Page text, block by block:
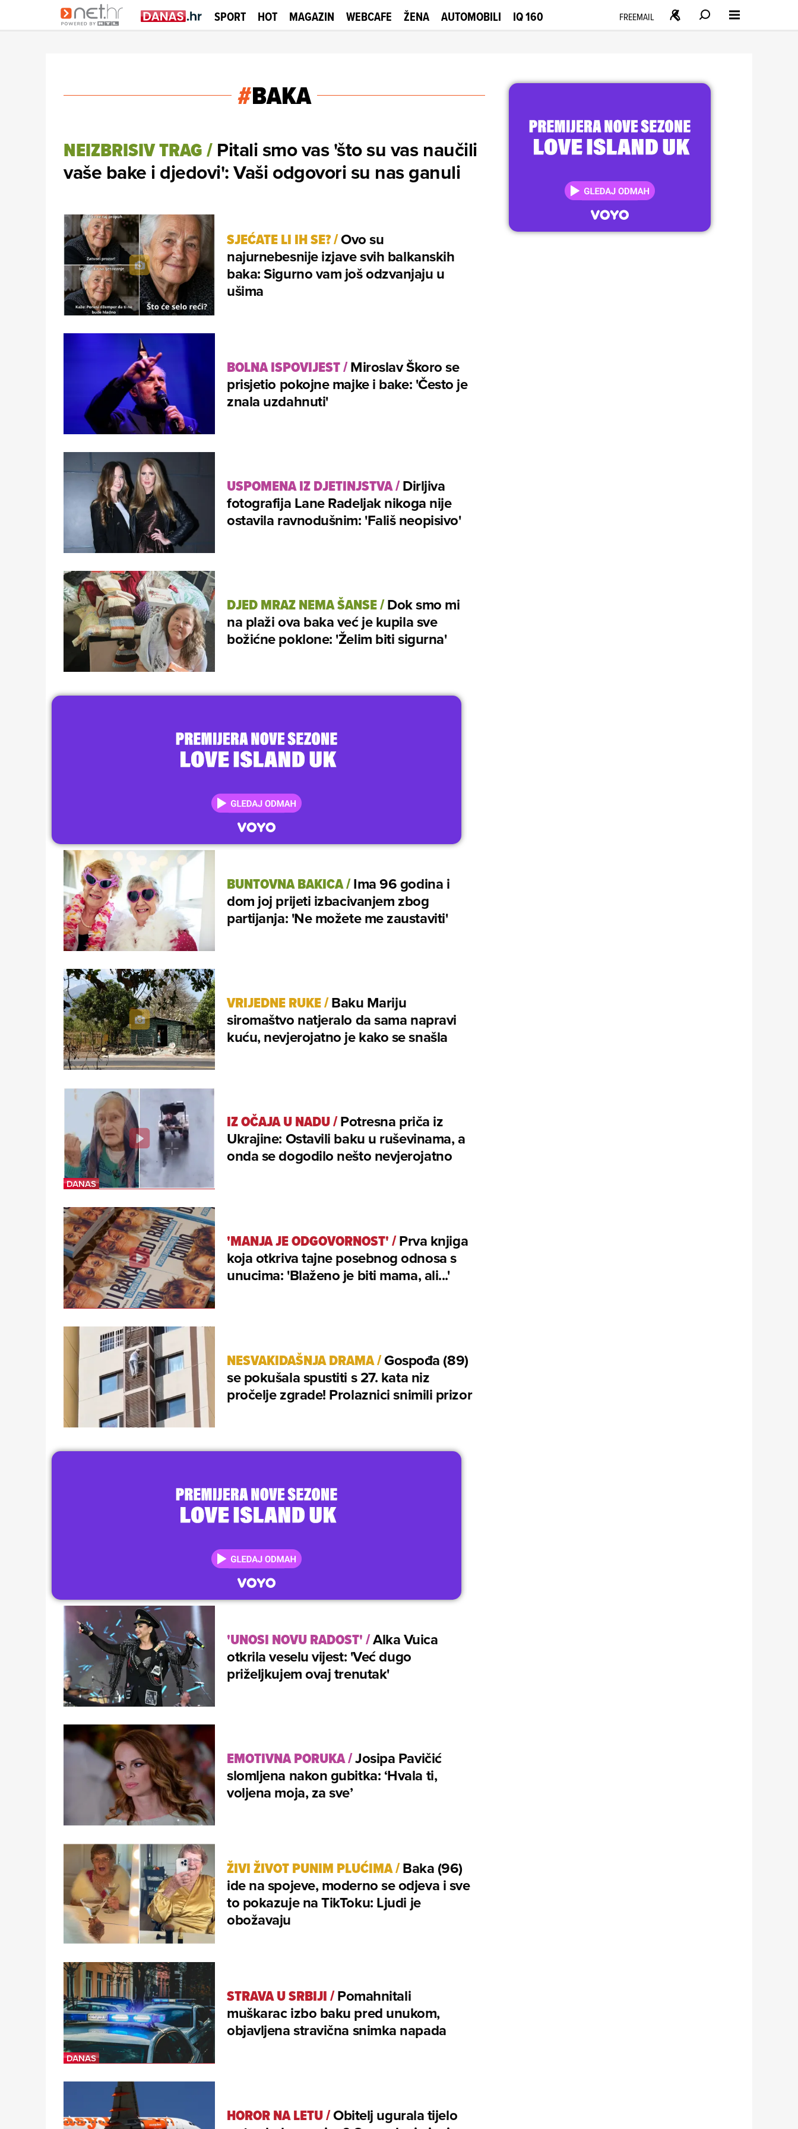
SPORT HOT MAGAZIN WEBCAFE ŽENA AUTOMOBILI IQ 160 FREEMAIL
#BAKA
NEIZBRISIV TRAG/Pitali smo vas 'što su vas naučili
vaše bake i djedovi': Vaši odgovori su nas ganuli
SJEĆATE LI IH SE?/Ovo su
najurnebesnije izjave svih balkanskih
baka: Sigurno vam još odzvanjaju u
ušima
BOLNA ISPOVIJEST/Miroslav Škoro se
prisjetio pokojne majke i bake: 'Često je
znala uzdahnuti'
USPOMENA IZ DJETINJSTVA/Dirljiva
fotografija Lane Radeljak nikoga nije
ostavila ravnodušnim: 'Fališ neopisivo'
DJED MRAZ NEMA ŠANSE/Dok smo mi
na plaži ova baka već je kupila sve
božićne poklone: 'Želim biti sigurna'
BUNTOVNA BAKICA/Ima 96 godina i
dom joj prijeti izbacivanjem zbog
partijanja: 'Ne možete me zaustaviti'
VRIJEDNE RUKE/Baku Mariju
siromaštvo natjeralo da sama napravi
kuću, nevjerojatno je kako se snašla
IZ OČAJA U NADU/Potresna priča iz
Ukrajine: Ostavili baku u ruševinama, a
onda se dogodilo nešto nevjerojatno
'MANJA JE ODGOVORNOST'/Prva knjiga
koja otkriva tajne posebnog odnosa s
unucima: 'Blaženo je biti mama, ali...'
NESVAKIDAŠNJA DRAMA/Gospođa (89)
se pokušala spustiti s 27. kata niz
pročelje zgrade! Prolaznici snimili prizor
'UNOSI NOVU RADOST'/Alka Vuica
otkrila veselu vijest: 'Već dugo
priželjkujem ovaj trenutak'
EMOTIVNA PORUKA/Josipa Pavičić
slomljena nakon gubitka: ‘Hvala ti,
voljena moja, za sve’
ŽIVI ŽIVOT PUNIM PLUĆIMA/Baka (96)
ide na spojeve, moderno se odjeva i sve
to pokazuje na TikToku: Ljudi je
obožavaju
STRAVA U SRBIJI/Pomahnitali
muškarac izbo baku pred unukom,
objavljena stravična snimka napada
HOROR NA LETU/Obitelj ugurala tijelo